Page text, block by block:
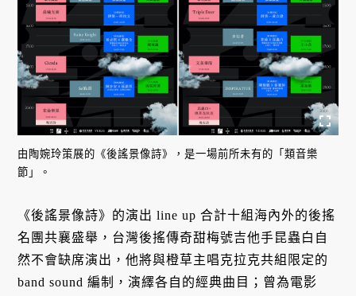
由陶婉玲策展的《後謠景像詩》，是一場前所未有的「類音樂
節」。
《後謠景像詩》的演出 line up 合計十組海內外的後搖
名團共襄盛舉，台灣後搖傳奇甜梅號吉他手昆蟲白自
然不會缺席演出，他將與橙草主唱克拉克共組限定的
band sound 編制，演繹各自的經典曲目；曾為電影